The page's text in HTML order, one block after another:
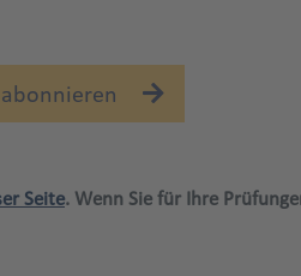
Seite. Wenn Sie für Ihre